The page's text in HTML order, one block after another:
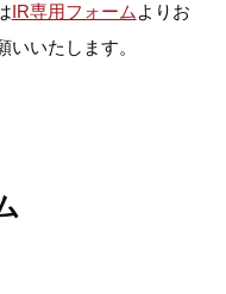
IR専用フォーム よりお
いたします。